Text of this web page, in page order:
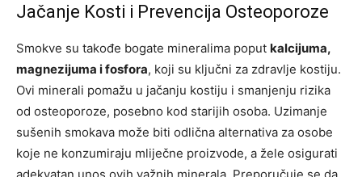
Jačanje Kosti i Prevencija Osteoporoze
Smokve su takođe bogate mineralima poput kalcijuma,
magnezijuma i fosfora, koji su ključni za zdravlje kostiju.
Ovi minerali pomažu u jačanju kostiju i smanjenju rizika
od osteoporoze, posebno kod starijih osoba. Uzimanje
sušenih smokava može biti odlična alternativa za osobe
koje ne konzumiraju mliječne proizvode, a žele osigurati